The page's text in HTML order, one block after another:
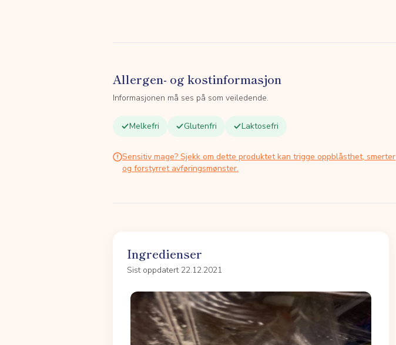
Allergen- og kostinformasjon
Informasjonen må ses på som veiledende.
Melkefri Glutenfri Laktosefri
Sensitiv mage? Sjekk om dette produktet kan trigge oppblåsthet, smerter
og forstyrret avføringsmønster.
Ingredienser
Sist oppdatert 22.12.2021